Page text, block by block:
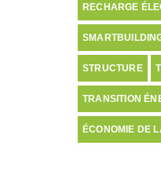
RECHARGE
STRUCTURE
TRANSITION
ÉCONOMIE DE